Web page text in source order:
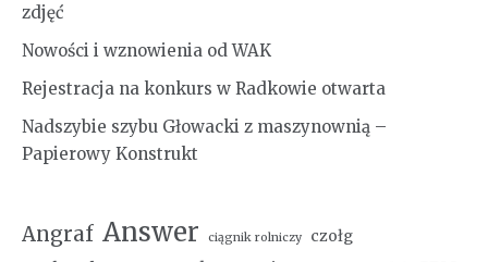
zdjęć
Nowości i wznowienia od WAK
Rejestracja na konkurs w Radkowie otwarta
Nadszybie szybu Głowacki z maszynownią –
Papierowy Konstrukt
Angraf Answer ciągnik rolniczy czołg